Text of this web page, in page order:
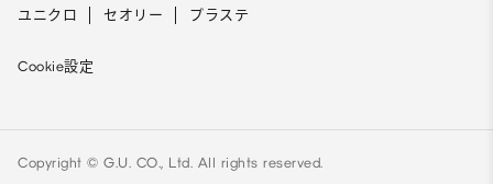
ユニクロ セオリー プラステ
Cookie設定
Copyright © G.U. CO., Ltd. All rights reserved.